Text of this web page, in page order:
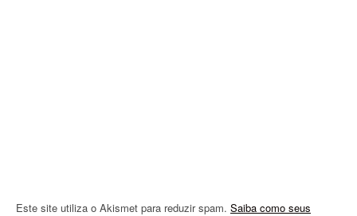
Este site utiliza o Akismet para reduzir spam. Saiba como seus